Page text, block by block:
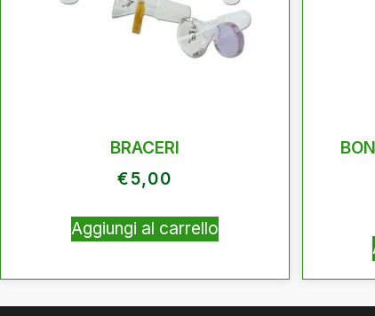
BRACERI
€5,00
Aggiungi al carrello